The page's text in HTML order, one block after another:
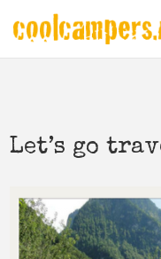
Let’s go